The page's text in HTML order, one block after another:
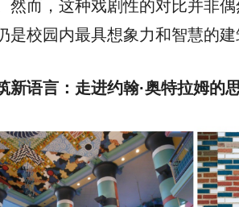
然而，这种戏剧性的对比并非
是校园内最具想象力和智慧的建
新语言：走进约翰·奥特拉姆的